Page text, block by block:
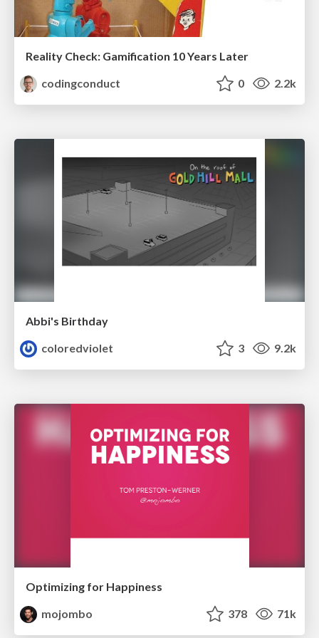
Reality Check: Gamification 10 Years Later
codingconduct
0 2.2k
Abbi's Birthday
coloredviolet
3 9.2k
Optimizing for Happiness
mojombo
378 71k